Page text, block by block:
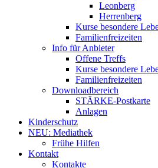
Leonberg
Herrenberg
Kurse besondere
Familienfreizeiten
Info für Anbieter
Offene Treffs
Kurse besondere
Familienfreizeiten
Downloadbereich
STÄRKE-Postkarte
Anlagen
Kinderschutz
NEU: Mediathek
Frühe Hilfen
Kontakt
Kontakte